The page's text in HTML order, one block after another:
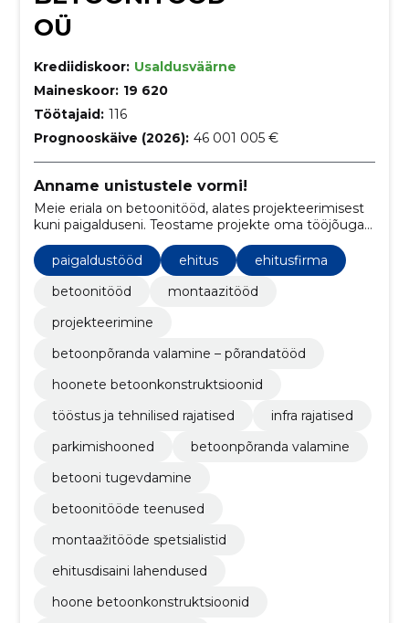
OÜ
Krediidiskoor: Usaldusväärne
Maineskoor: 19 620
Töötajaid: 116
Prognooskäive (2026): 46 001 005 €
Anname unistustele vormi!
Meie eriala on betoonitööd, alates projekteerimisest
kuni paigalduseni. Teostame projekte oma tööjõuga
tuginedes aastatepikkusele erialasele kompetentsile
ning kogemusele.
paigaldustööd ehitus
ehitusfirma
betoonitööd
montaazitööd
projekteerimine
betoonpõranda valamine – põrandatööd
hoonete betoonkonstruktsioonid
tööstus ja tehnilised rajatised
infra rajatised
parkimishooned
betoonpõranda valamine
betooni tugevdamine
betoonitööde teenused
montaažitööde spetsialistid
ehitusdisaini lahendused
hoone betoonkonstruktsioonid